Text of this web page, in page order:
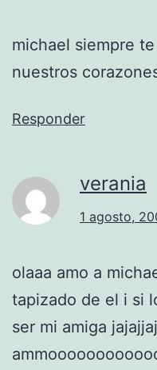
michael siempre
nuestros
Responder
verania
1 agosto,
olaaa amo a
tapizado de el i si
ser mi amiga